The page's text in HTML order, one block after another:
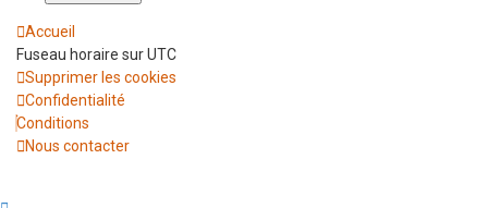
Accueil
Fuseau horaire surUTC
Supprimer les cookies
Confidentialité
Conditions
Nous contacter